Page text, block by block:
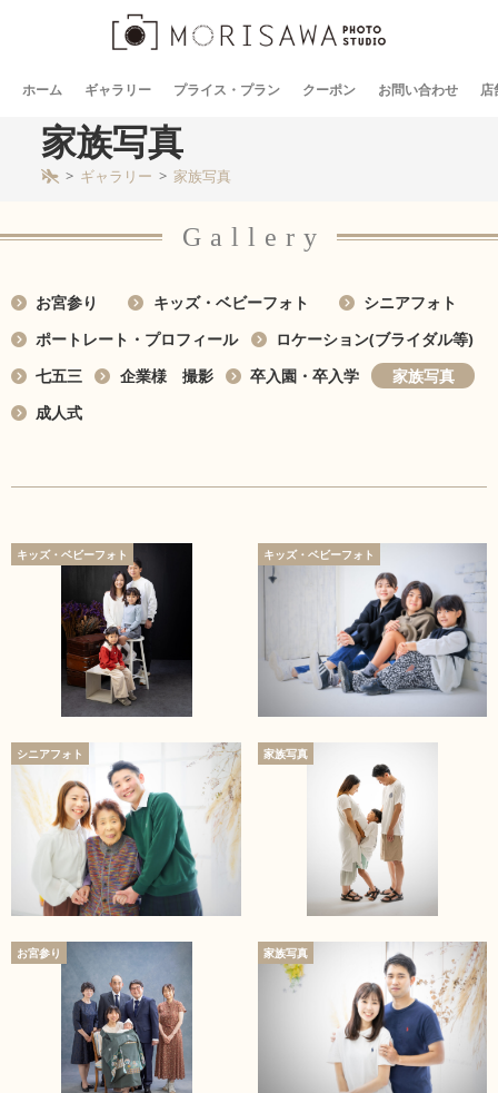
ホーム ギャラリー プライス・プラン クーポン お問い合わせ 店
家族写真
> ギャラリー > 家族写真
Gallery
お宮参り キッズ・ベビーフォト
シニアフォト
ポートレート・プロフィール
ロケーション(ブライダル等)
七五三
企業様 撮影 卒入園・卒入学
家族写真
成人式
キッズ・ベビーフォト キッズ・ベビーフォト
シニアフォト 家族写真
お宮参り 家族写真